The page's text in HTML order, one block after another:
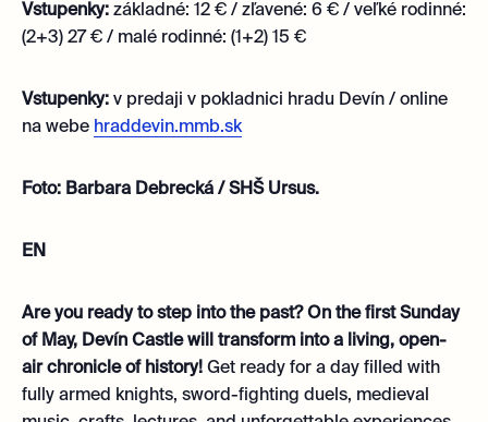
Vstupenky: základné: 12 € / zľavené: 6 € / veľké rodinné:
(2+3) 27 € / malé rodinné: (1+2) 15 €
Vstupenky: v predaji v pokladnici hradu Devín / online
na webe hraddevin.mmb.sk
Foto: Barbara Debrecká / SHŠ Ursus.
EN
Are you ready to step into the past? On the first Sunday
of May, Devín Castle will transform into a living, open-
air chronicle of history! Get ready for a day filled with
fully armed knights, sword-fighting duels, medieval